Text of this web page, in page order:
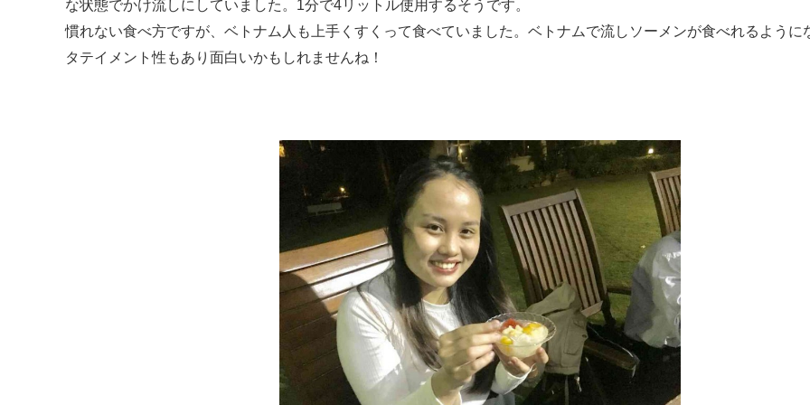
な状態でかけ流しにしていました。1分で4リットル使用するそうです。
慣れない食べ方ですが、ベトナム人も上手くすくって食べていました。ベトナムで流しソーメンが食べれるように
タテイメント性もあり面白いかもしれませんね！